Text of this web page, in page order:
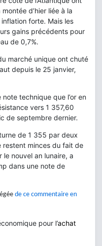
d’hier liée à la
forte. Mais les
gains précédents pour
de 0,7%.
marché unique ont chuté
depuis le 25 janvier,
technique que l’or en
vers 1 357,60
de septembre dernier.
de 1 355 par deux
restent minces du fait de
nouvel an lunaire, a
dans une note de
de ce commentaire en
pour l’achat